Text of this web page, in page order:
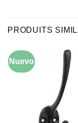
PRODUITS
Nuevo